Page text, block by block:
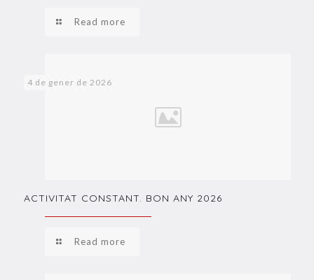
Read more
4 de gener de 2026
ACTIVITAT CONSTANT. BON ANY 2026
Read more